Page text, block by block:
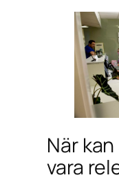
När
vara